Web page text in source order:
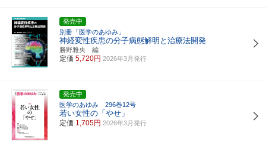
発売中
別冊「医学のあゆみ」
神経変性疾患の分子病態解明と治療法開発
勝野雅央 編
定価 5,720円 2026年3月発行
発売中
医学のあゆみ 296巻12号
若い女性の「やせ」
定価 1,705円 2026年3月発行